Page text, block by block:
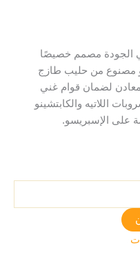
الجودة مصمم خصيصًا
مصنوع من حليب طازج
لضمان قوام غني
اللاتيه والكابتشينو
على الإسبريسو.